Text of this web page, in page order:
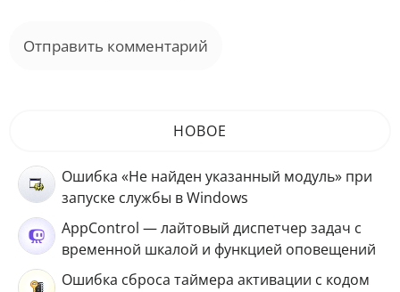
НОВОЕ
Ошибка «Не найден указанный модуль» при
запуске службы в Windows
AppControl — лайтовый диспетчер задач с
временной шкалой и функцией оповещений
Ошибка сброса таймера активации с кодом